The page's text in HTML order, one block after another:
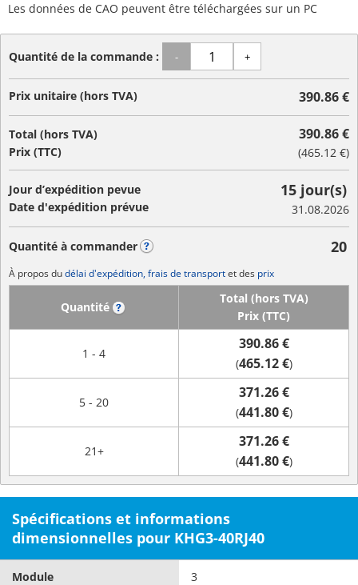
Les données de CAO peuvent être téléchargées sur un PC
Quantité de la commande : - +
Prix unitaire (hors TVA) 390.86 €
Total (hors TVA)
Prix (TTC)
390.86 €
(465.12 €)
Jour d’expédition pevue
Date d'expédition prévue
15 jour(s)
31.08.2026
Quantité à commander 20
À propos dudélai d'expédition, frais de transportet des prix
Quantité
Total (hors TVA)
Prix (TTC)
1 - 4
390.86 €
(465.12 €)
5 - 20
371.26 €
(441.80 €)
21+
371.26 €
(441.80 €)
Spécifications et informations
dimensionnelles pour KHG3-40RJ40
Module 3